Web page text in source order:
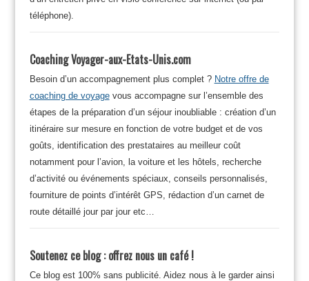
téléphone).
Coaching Voyager-aux-Etats-Unis.com
Besoin d’un accompagnement plus complet ? Notre offre de
coaching de voyagevous accompagne sur l’ensemble des
étapes de la préparation d’un séjour inoubliable : création d’un
itinéraire sur mesure en fonction de votre budget et de vos
goûts, identification des prestataires au meilleur coût
notamment pour l’avion, la voiture et les hôtels, recherche
d’activité ou événements spéciaux, conseils personnalisés,
fourniture de points d’intérêt GPS, rédaction d’un carnet de
route détaillé jour par jour etc…
Soutenez ce blog : offrez nous un café !
Ce blog est 100% sans publicité. Aidez nous à le garder ainsi